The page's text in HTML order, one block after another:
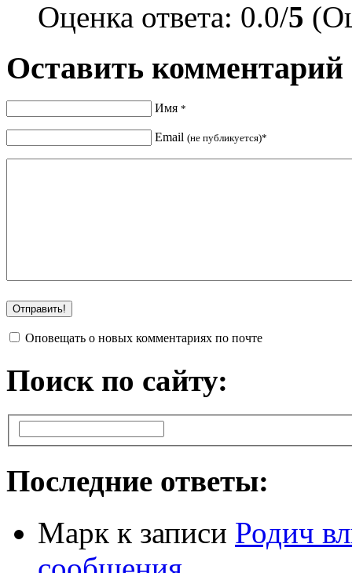
Оценка ответа: 0.0/5
Оставить комментарий
Имя *
Email (не публикуется)*
Оповещать о новых комментариях по почте
Поиск по сайту:
Последние ответы:
Марк к записи Родич